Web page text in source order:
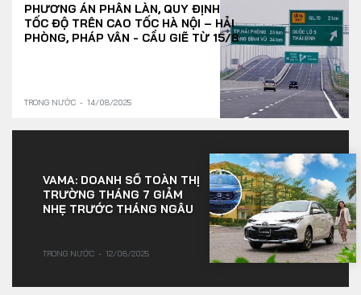
PHƯƠNG ÁN PHÂN LÀN, QUY ĐỊNH
TỐC ĐỘ TRÊN CAO TỐC HÀ NỘI – HẢI
PHÒNG, PHÁP VÂN - CẦU GIẼ TỪ 15/8
TRONG NƯỚC 14/08/2025
VAMA: DOANH SỐ TOÀN THỊ
TRƯỜNG THÁNG 7 GIẢM
NHẸ TRƯỚC THÁNG NGÂU
TRONG NƯỚC 12/08/2025